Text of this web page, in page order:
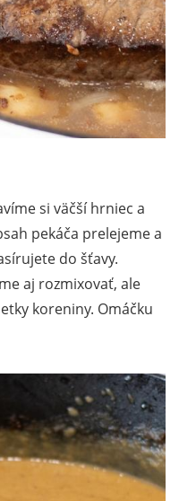
si väčší hrniec a
pekáča prelejeme a
do šťavy.
aj rozmixovať, ale
koreniny. Omáčku